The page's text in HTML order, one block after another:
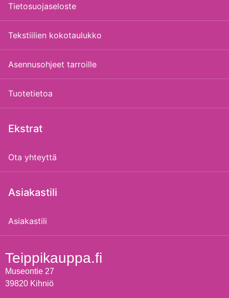
Tietosuojaseloste
Tekstiilien kokotaulukko
Asennusohjeet tarroille
Tuotetietoa
Ekstrat
Ota yhteyttä
Asiakastili
Asiakastili
Teippikauppa.fi
Museontie 27
39820 Kihniö